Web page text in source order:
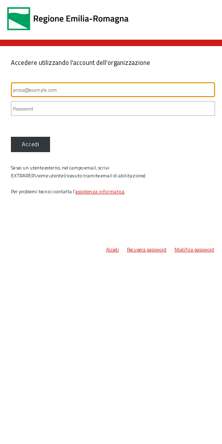
Accedere utilizzando l'account dell'organizzazione
Accedi
Se sei un utente esterno, nel campo email, scrivi
EXTRARER\nome utente(ricevuto tramite email di abilitazione)
Per problemi tecnici contatta l’assistenza informatica.
Accedi Recupera password Modifica password